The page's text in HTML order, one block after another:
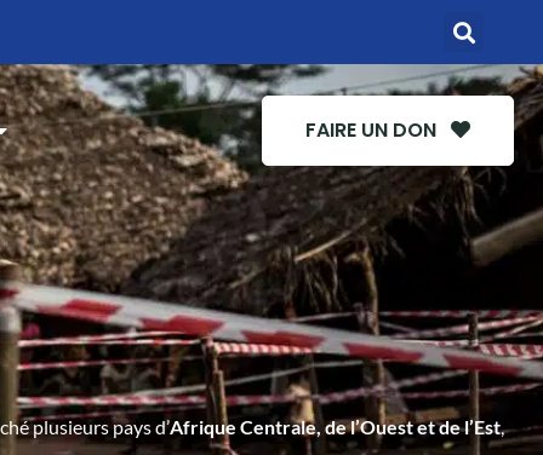
FAIRE UN DON
plusieurs pays d’Afrique Centrale, de l’Ouest et de l’Est,